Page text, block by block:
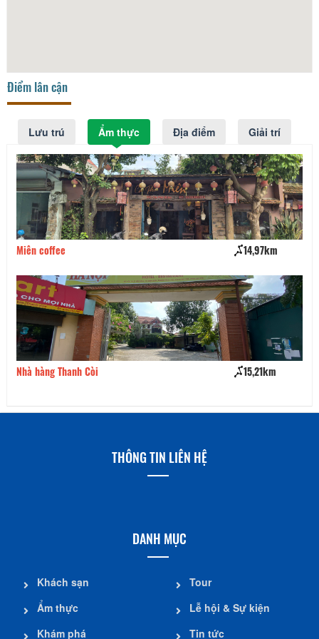
Điểm lân cận
Lưu trú Ẩm thực Địa điểm Giải trí
Miên coffee 14,97km
Nhà hàng Thanh Còi 15,21km
THÔNG TIN LIÊN HỆ
DANH MỤC
Khách sạn
Ẩm thực
Khám phá
Tour
Lễ hội & Sự kiện
Tin tức